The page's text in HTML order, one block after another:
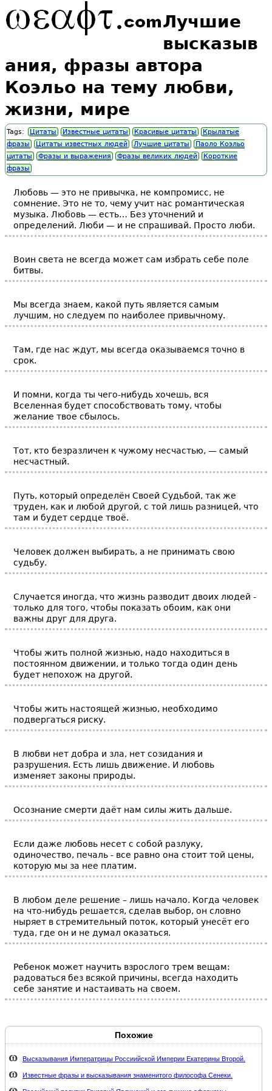
Лучшие
высказыв
ания, фразы автора
Коэльо на тему любви,
жизни, мире
Tags: Цитаты Известные цитаты Красивые цитаты
Крылатые
фразы
Цитаты известных людей Лучшие цитаты
Паоло Коэльо
цитаты
Фразы и выражения Фразы великих людей
Короткие
фразы
Любовь — это не привычка, не компромисс, не
сомнение. Это не то, чему учит нас романтическая
музыка. Любовь — есть… Без уточнений и
определений. Люби — и не спрашивай. Просто люби.
Воин света не всегда может сам избрать себе поле
битвы.
Мы всегда знаем, какой путь является самым
лучшим, но следуем по наиболее привычному.
Там, где нас ждут, мы всегда оказываемся точно в
срок.
И помни, когда ты чего-нибудь хочешь, вся
Вселенная будет способствовать тому, чтобы
желание твое сбылось.
Тот, кто безразличен к чужому несчастью, — самый
несчастный.
Путь, который определён Своей Судьбой, так же
труден, как и любой другой, с той лишь разницей, что
там и будет сердце твоё.
Человек должен выбирать, а не принимать свою
судьбу.
Случается иногда, что жизнь разводит двоих людей -
только для того, чтобы показать обоим, как они
важны друг для друга.
Чтобы жить полной жизнью, надо находиться в
постоянном движении, и только тогда один день
будет непохож на другой.
Чтобы жить настоящей жизнью, необходимо
подвергаться риску.
В любви нет добра и зла, нет созидания и
разрушения. Есть лишь движение. И любовь
изменяет законы природы.
Осознание смерти даёт нам силы жить дальше.
Если даже любовь несет с собой разлуку,
одиночество, печаль - все равно она стоит той цены,
которую мы за нее платим.
В любом деле решение – лишь начало. Когда человек
на что-нибудь решается, сделав выбор, он словно
ныряет в стремительный поток, который унесёт его
туда, где он и не думал оказаться.
Ребенок может научить взрослого трем вещам:
радоваться без всякой причины, всегда находить
себе занятие и настаивать на своем.
Похожие
Высказывания Императрицы Россиийской Империи Екатерины Второй.
Известные фразы и высказывания знаменитого философа Сенеки.